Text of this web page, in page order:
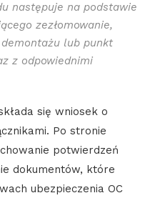
następuje na podstawie
zezłomowanie,
lub punkt
z odpowiednimi
się wniosek o
Po stronie
potwierdzeń
dokumentów, które
ubezpieczenia OC